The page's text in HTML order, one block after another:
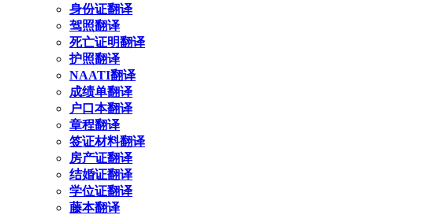
身份证翻译
驾照翻译
死亡证明翻译
护照翻译
NAATI翻译
成绩单翻译
户口本翻译
章程翻译
签证材料翻译
房产证翻译
结婚证翻译
学位证翻译
藤本翻译